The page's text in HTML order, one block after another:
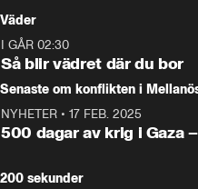
Väder
I GÅR 02:30
Så blir vädret där du bor
Senaste om konflikten i
NYHETER • 17 FEB. 2025
500 dagar av krig i Gaza
200 sekunder